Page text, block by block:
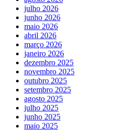
julho 2026
junho 2026
maio 2026
abril 2026
março 2026
janeiro 2026
dezembro 2025
novembro 2025
outubro 2025
setembro 2025
agosto 2025
julho 2025
junho 2025
maio 2025